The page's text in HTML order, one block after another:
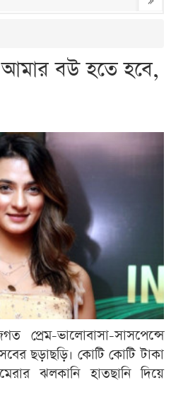
বউ হতে হবে,
প্রেম-ভালোবাসা-সাসপেন্সে
ছড়াছড়ি। কোটি কোটি টাকা
ঝলকানি হাতছানি দিয়ে